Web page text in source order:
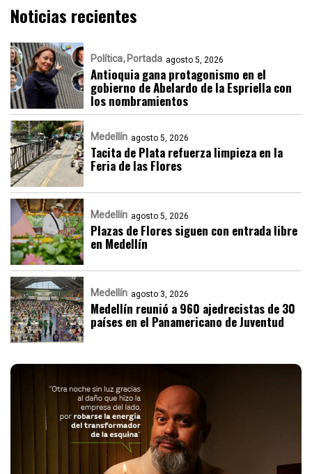
Noticias recientes
Política Portada agosto 5, 2026
Antioquia gana protagonismo en el
gobierno de Abelardo de la Espriella con
los nombramientos
Medellín agosto 5, 2026
Tacita de Plata refuerza limpieza en la
Feria de las Flores
Medellín agosto 5, 2026
Plazas de Flores siguen con entrada libre
en Medellín
Medellín agosto 3, 2026
Medellín reunió a 960 ajedrecistas de 30
países en el Panamericano de Juventud